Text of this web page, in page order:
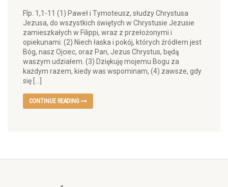
Flp. 1,1-11 (1) Paweł i Tymoteusz, słudzy Chrystusa
Jezusa, do wszystkich świętych w Chrystusie Jezusie
zamieszkałych w Filippi, wraz z przełożonymi i
opiekunami: (2) Niech łaska i pokój, których źródłem jest
Bóg, nasz Ojciec, oraz Pan, Jezus Chrystus, będą
waszym udziałem. (3) Dziękuję mojemu Bogu za
każdym razem, kiedy was wspominam, (4) zawsze, gdy
się […]
CONTINUE READING